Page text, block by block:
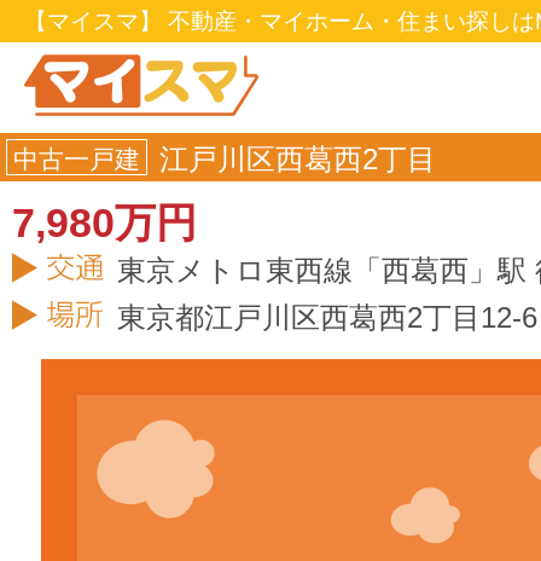
【マイスマ】 不動産・マイホーム・住まい探し
中古一戸建 江戸川区西葛西2丁目
7,980万円
東京メトロ東西線「西葛西」駅
東京都江戸川区西葛西2丁目12-6